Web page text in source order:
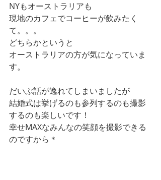
NYもオーストラリアも
現地のカフェでコーヒーが飲みたく
て。。。
どちらかというと
オーストラリアの方が気になっていま
す。
だいぶ話が逸れてしまいましたが
結婚式は挙げるのも参列するのも撮影
するのも楽しいです！
幸せMAXなみんなの笑顔を撮影できる
のですから＊